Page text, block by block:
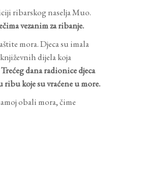
ribarskog naselja Muo.
vezanim za ribanje.
mora. Djeca su imala
dijela koja
Trećeg dana radionice djeca
koje su vraćene u more.
obali mora, čime